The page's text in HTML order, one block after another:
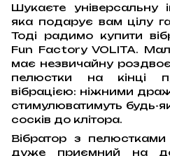
Шукаєте універсальну
яка подарує вам цілу
Тоді радимо купити
Fun Factory VOLITA.
має незвичайну
пелюстки на кінці
вібрацією: ніжними
стимулюватимуть будь-
сосків до клітора.
Вібратор з
дуже приємний на